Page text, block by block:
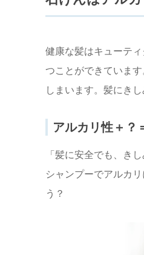
健康な髪はキューテ
つことができていま
しまいます。髪にき
アルカリ性＋？
「髪に安全でも、き
シャンプーでアルカ
う？